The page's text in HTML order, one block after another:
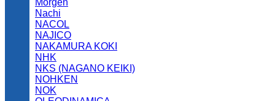
Morgen
Nachi
NACOL
NAJICO
NAKAMURA KOKI
NHK
NKS (NAGANO KEIKI)
NOHKEN
NOK